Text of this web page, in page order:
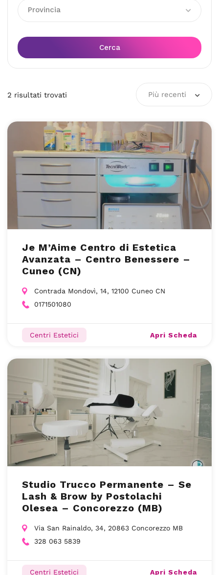
Provincia
Cerca
2 risultati trovati Più recenti
Je M’Aime Centro di Estetica
Avanzata – Centro Benessere –
Cuneo (CN)
Contrada Mondovì, 14, 12100 Cuneo CN
0171501080
Centri Estetici Apri Scheda
Studio Trucco Permanente – Se
Lash & Brow by Postolachi
Olesea – Concorezzo (MB)
Via San Rainaldo, 34, 20863 Concorezzo MB
328 063 5839
Centri Estetici Apri Scheda